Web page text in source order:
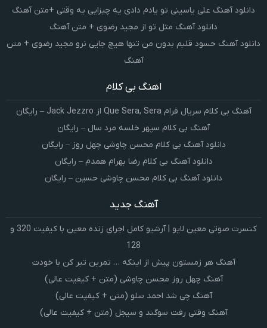
دانلود آهنگ علی یاسینی تو یادم دادی یه چیزایی یه وقتی +متن آهنگ
دانلود آهنگ مثل تو از مجید رضوی + متن آهنگ
دانلود آهنگ حسود قلبم بدون من تنها هیچ جایی نرو مجید رضوی + متن
آهنگ
اهنگ بی کلام
آهنگ بی کلام سریال فرام Que Sera, Sera از Jack Jezzro – رایگان
آهنگ بی کلام سپهر خلسه مرد سال – رایگان
دانلود آهنگ بی کلام محسن چاوشی چهل روز – رایگان
دانلود آهنگ بی کلام رضا بهرام همدم – رایگان
دانلود آهنگ بی کلام محسن چاوشی حسین – رایگان
آهنگ جدید
کنسرت صوتی معین لایو | آرشیو کامل اجرای زنده معین با کیفیت 320 و
128
آهنگ هر زمستون پیش از اینکه … تمرین تبر کن با خودت
آهنگ چهل روز محسن چاوشی (متن + کیفیت عالی)
آهنگ چی شد احمد سلو (متن + کیفیت عالی)
آهنگ وقتی رفت سوگند و سیجل (متن + کیفیت عالی)